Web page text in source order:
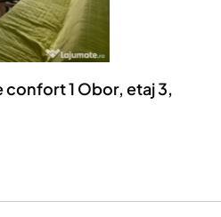
1 Obor, etaj 3,